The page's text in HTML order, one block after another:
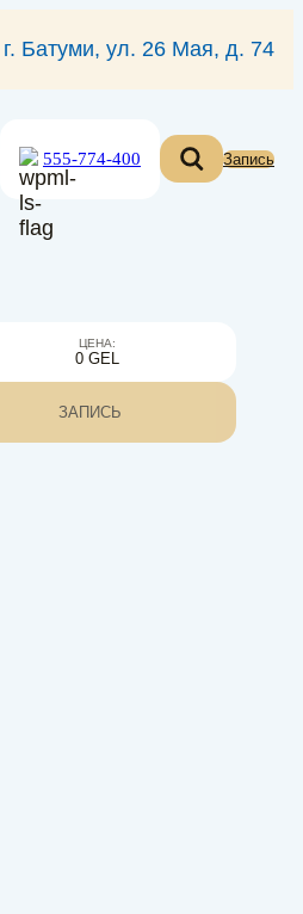
г. Батуми, ул. 26 Мая, д. 74
555-774-400 Запись
ЦЕНА:
0 GEL
ЗАПИСЬ